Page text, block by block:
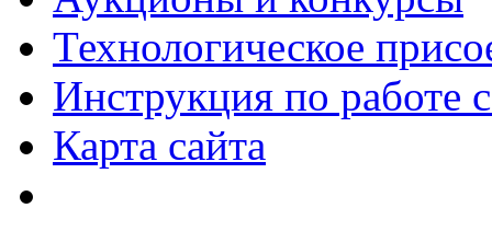
Технологическое
Инструкция по работе
Карта сайта